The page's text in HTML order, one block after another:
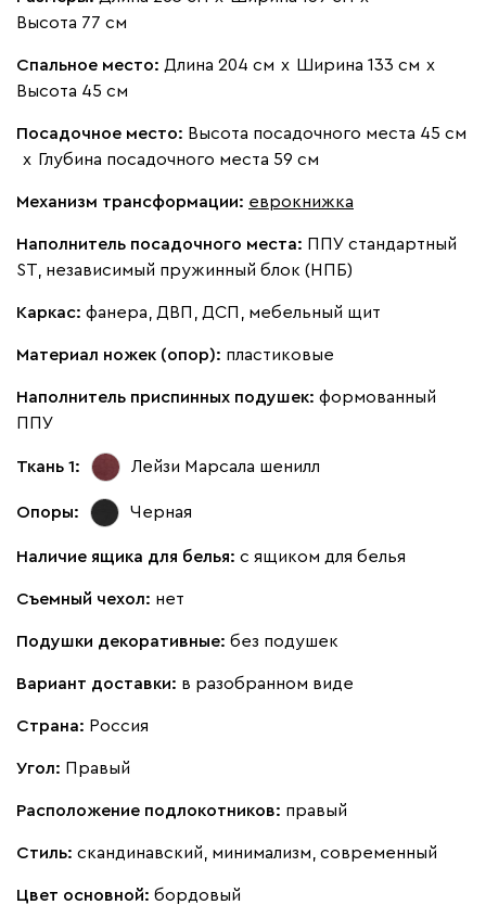
Виридис Клэй
Альтеа
Дарте
Графит Серый
Высота 77 см
Спальное место: Длина 204 см х Ширина 133 см х
Высота 45 см
Посадочное место: Высота посадочного места 45 см
х Глубина посадочного места 59 см
Механизм трансформации: еврокнижка
Наполнитель посадочного места: ППУ стандартный
ST, независимый пружинный блок (НПБ)
Каркас: фанера, ДВП, ДСП, мебельный щит
Материал ножек (опор): пластиковые
Наполнитель приспинных подушек: формованный
ППУ
Ткань 1: Лейзи Марсала шенилл
Опоры: Черная
Наличие ящика для белья: с ящиком для белья
Съемный чехол: нет
Подушки декоративные: без подушек
Вариант доставки: в разобранном виде
Страна: Россия
Угол: Правый
Расположение подлокотников: правый
Стиль: скандинавский, минимализм, современный
Цвет основной: бордовый